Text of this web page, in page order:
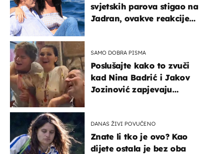
svjetskih parova stigao na
Jadran, ovakve reakcije
SAMO DOBRA PISMA
Poslušajte kako to zvuči
kad Nina Badrić i Jakov
Jozinović zapjevaju
DANAS ŽIVI POVUČENO
Znate li tko je ovo? Kao
dijete ostala je bez oba